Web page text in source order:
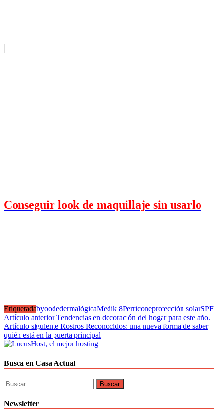
Conseguir look de maquillaje sin usarlo
EtiquetadabyoodedermalógicaMedik 8Perriconeprotección solarSPF
Navegación
de
entradas
Artículo anterior Tendencias en decoración del hogar para este año.
Artículo siguiente Rostros Reconocidos: una nueva forma de saber
quién está en la puerta principal
Busca en Casa Actual
Buscar:
Newsletter